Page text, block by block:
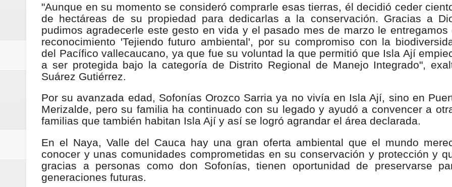
ReGioNetNoticias / RISARALDA / Risaralda fortalece la preparación de sus municipios frente al
ReGionetNoticias / DOSQUEBRADAS / Dosquebradas fortalece la respuesta frente a tres Alertas
acciones que impactan a más de 20.000 personas
ReGioNetNoticias- MEDELLIN / En Medellín fue inmovilizado un bus que estaba siendo lavado
excedió límites de emisión de gases contaminantes
ReGionetNoticias / REPORTE ALEXANDER MENDEZ ( MIAMI ) Cali se blinda con amplio
seguridad para la posesión presidencial
"Aunque en su momento se consideró comprarle esas tierras, él decidió ceder
de hectáreas de su propiedad para dedicarlas a la conservación. Gracias a
pudimos agradecerle este gesto en vida y el pasado mes de marzo le entregamos
reconocimiento 'Tejiendo futuro ambiental', por su compromiso con la
del Pacífico vallecaucano, ya que fue su voluntad la que permitió que Isla Ají
a ser protegida bajo la categoría de Distrito Regional de Manejo Integrado",
Suárez Gutiérrez.
Por su avanzada edad, Sofonías Orozco Sarria ya no vivía en Isla Ají, sino en
Merizalde, pero su familia ha continuado con su legado y ayudó a convencer a
familias que también habitan Isla Ají y así se logró agrandar el área declarada.
En el Naya, Valle del Cauca hay una gran oferta ambiental que el mundo
conocer y unas comunidades comprometidas en su conservación y protección y
gracias a personas como don Sofonías, tienen oportunidad de preservarse
generaciones futuras.